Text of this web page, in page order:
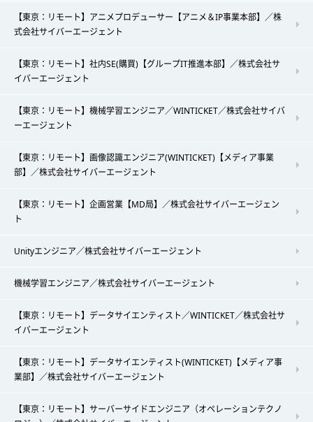
【東京：リモート】アニメプロデューサー【アニメ＆IP事業本部】／株
式会社サイバーエージェント
【東京：リモート】社内SE(購買)【グループIT推進本部】／株式会社サ
イバーエージェント
【東京：リモート】機械学習エンジニア／WINTICKET／株式会社サイバ
ーエージェント
【東京：リモート】画像認識エンジニア(WINTICKET)【メディア事業
部】／株式会社サイバーエージェント
【東京：リモート】企画営業【MD局】／株式会社サイバーエージェン
ト
Unityエンジニア／株式会社サイバーエージェント
機械学習エンジニア／株式会社サイバーエージェント
【東京：リモート】データサイエンティスト／WINTICKET／株式会社サ
イバーエージェント
【東京：リモート】データサイエンティスト(WINTICKET)【メディア事
業部】／株式会社サイバーエージェント
【東京：リモート】サーバーサイドエンジニア（オペレーションテクノ